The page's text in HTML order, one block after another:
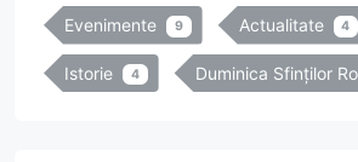
Evenimente 9 Actualitate 4
Istorie 4 Duminica Sfinților